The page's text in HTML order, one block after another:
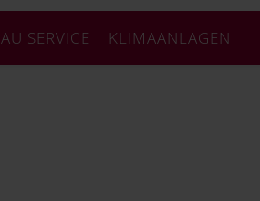
SERVICE KLIMAANLAGEN